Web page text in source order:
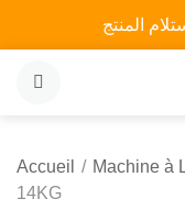
المنتج
MENU
Accueil / Machine à
14KG